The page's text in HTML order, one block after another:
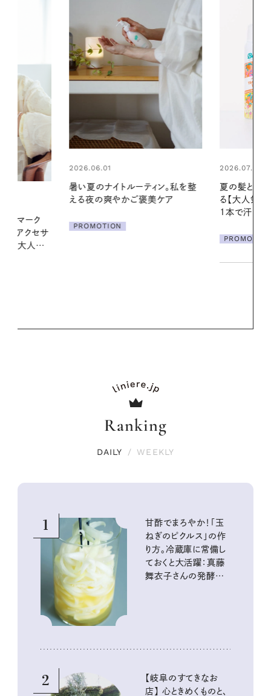
2026.07.24
夏の髪と心が瞬時にリフレッシュす
る【大人気のドライシャンプー】 この
2026.06.01
真夏に向け
やりジェルと
地よくうるお
Ranking
DAILY / WEEKLY
1
甘酢でまろやか！「玉
ねぎのピクルス」の作
り方。冷蔵庫に常備し
ておくと大活躍：真藤
舞衣子さんの発酵と
2
【岐阜のすてきなお
店】 心ときめくものと、